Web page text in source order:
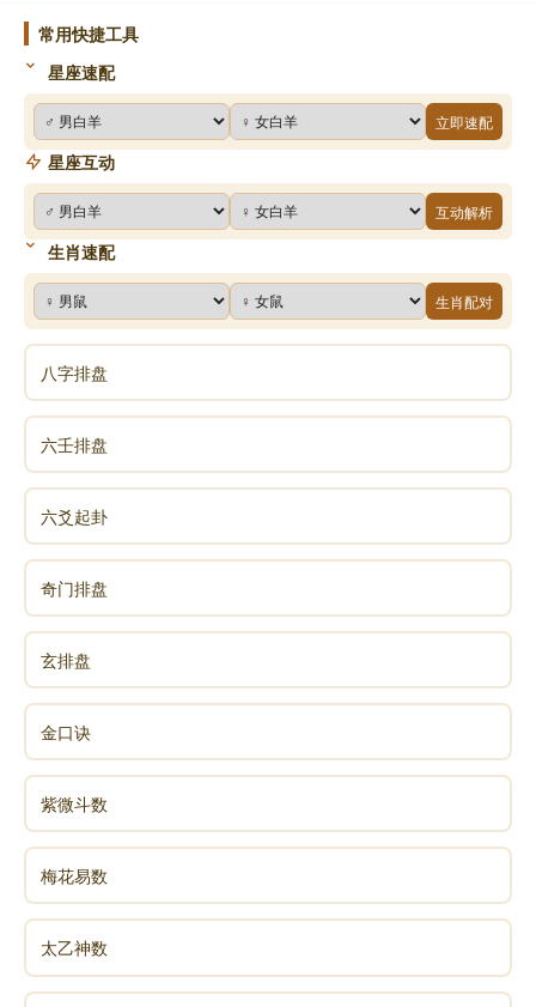
常用快捷工具
星座速配
立即速配
星座互动
互动解析
生肖速配
生肖配对
八字排盘
六壬排盘
六爻起卦
奇门排盘
玄排盘
金口诀
紫微斗数
梅花易数
太乙神数